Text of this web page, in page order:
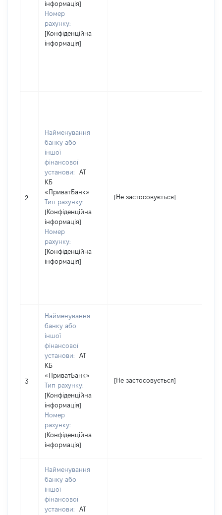
інформація]
Номер
рахунку:
[Конфіденційна
інформація]
2
Найменування
банку або
іншої
фінансової
установи:
АТ
КБ
«ПриватБанк»
Тип рахунку:
[Конфіденційна
інформація]
Номер
рахунку:
[Конфіденційна
інформація]
[Не застосовується]
3
Найменування
банку або
іншої
фінансової
установи:
АТ
КБ
«ПриватБанк»
Тип рахунку:
[Конфіденційна
інформація]
Номер
рахунку:
[Конфіденційна
інформація]
[Не застосовується]
Найменування
банку або
іншої
фінансової
установи:
АТ